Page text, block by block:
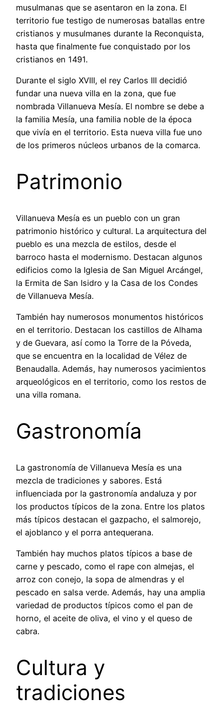
musulmanas que se asentaron en la zona. El
territorio fue testigo de numerosas batallas entre
cristianos y musulmanes durante la Reconquista,
hasta que finalmente fue conquistado por los
cristianos en 1491.
Durante el siglo XVIII, el rey Carlos III decidió
fundar una nueva villa en la zona, que fue
nombrada Villanueva Mesía. El nombre se debe a
la familia Mesía, una familia noble de la época
que vivía en el territorio. Esta nueva villa fue uno
de los primeros núcleos urbanos de la comarca.
Patrimonio
Villanueva Mesía es un pueblo con un gran
patrimonio histórico y cultural. La arquitectura del
pueblo es una mezcla de estilos, desde el
barroco hasta el modernismo. Destacan algunos
edificios como la Iglesia de San Miguel Arcángel,
la Ermita de San Isidro y la Casa de los Condes
de Villanueva Mesía.
También hay numerosos monumentos históricos
en el territorio. Destacan los castillos de Alhama
y de Guevara, así como la Torre de la Póveda,
que se encuentra en la localidad de Vélez de
Benaudalla. Además, hay numerosos yacimientos
arqueológicos en el territorio, como los restos de
una villa romana.
Gastronomía
La gastronomía de Villanueva Mesía es una
mezcla de tradiciones y sabores. Está
influenciada por la gastronomía andaluza y por
los productos típicos de la zona. Entre los platos
más típicos destacan el gazpacho, el salmorejo,
el ajoblanco y el porra antequerana.
También hay muchos platos típicos a base de
carne y pescado, como el rape con almejas, el
arroz con conejo, la sopa de almendras y el
pescado en salsa verde. Además, hay una amplia
variedad de productos típicos como el pan de
horno, el aceite de oliva, el vino y el queso de
cabra.
Cultura y
tradiciones